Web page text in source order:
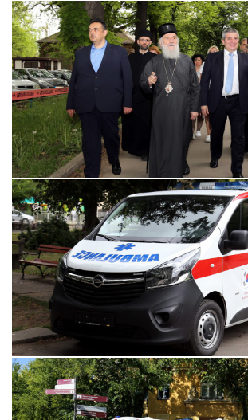
Прегледај галерију
Прегледај галерију
Прегледај галерију